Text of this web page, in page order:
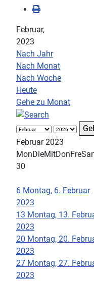
Februar,
2023
Nach Jahr
Nach Monat
Nach Woche
Heute
Gehe zu Monat
Februar 2023
MonDieMitDonFre
30
6 Montag, 6. Februar
2023
13 Montag, 13.
2023
20 Montag, 20.
2023
27 Montag, 27.
2023